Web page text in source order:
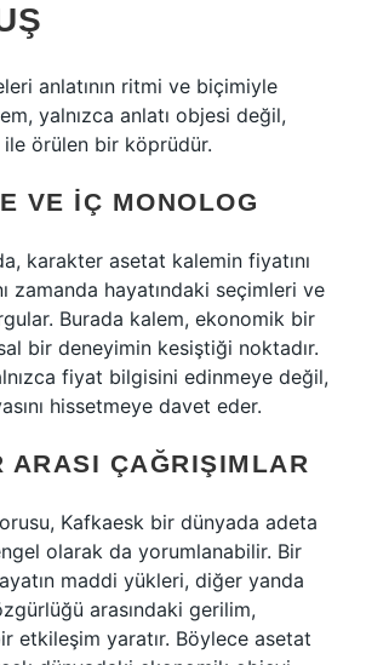
anlatının ritmi ve biçimiyle
yalnızca anlatı objesi değil,
ile örülen bir köprüdür.
VE IÇ MONOLOG
karakter asetat kalemin fiyatını
zamanda hayatındaki seçimleri ve
Burada kalem, ekonomik bir
bir deneyimin kesiştiği noktadır.
fiyat bilgisini edinmeye değil,
hissetmeye davet eder.
ARASI ÇAĞRIŞIMLAR
Kafkaesk bir dünyada adeta
olarak da yorumlanabilir. Bir
maddi yükleri, diğer yanda
arasındaki gerilim,
etkileşim yaratır. Böylece asetat